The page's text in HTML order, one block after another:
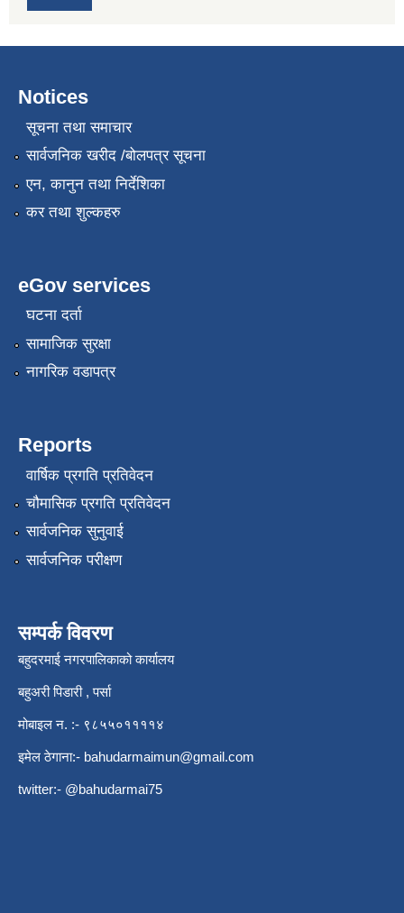
Notices
सूचना तथा समाचार
सार्वजनिक खरीद /बोलपत्र सूचना
एन, कानुन तथा निर्देशिका
कर तथा शुल्कहरु
eGov services
घटना दर्ता
सामाजिक सुरक्षा
नागरिक वडापत्र
Reports
वार्षिक प्रगति प्रतिवेदन
चौमासिक प्रगति प्रतिवेदन
सार्वजनिक सुनुवाई
सार्वजनिक परीक्षण
सम्पर्क विवरण
बहुदरमाई नगरपालिकाको कार्यालय
बहुअरी पिडारी , पर्सा
मोबाइल न. :- ९८५५०११११४
इमेल ठेगाना:- bahudarmaimun@gmail.com
twitter:- @bahudarmai75